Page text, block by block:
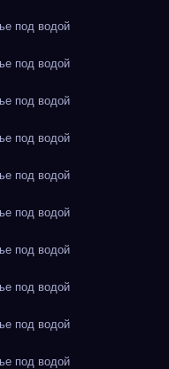
под водой
под водой
под водой
под водой
под водой
под водой
под водой
под водой
под водой
под водой